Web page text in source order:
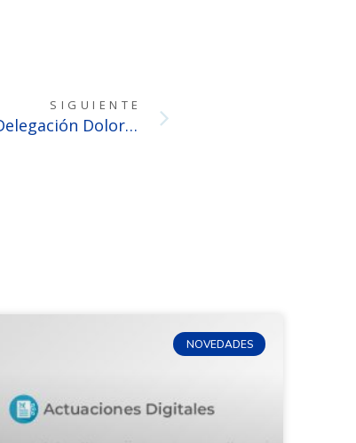
SIGUIENTE
Encuentro institucional en la Delegación Dolores: participación y diálogo con el notariado local
NOVEDADES